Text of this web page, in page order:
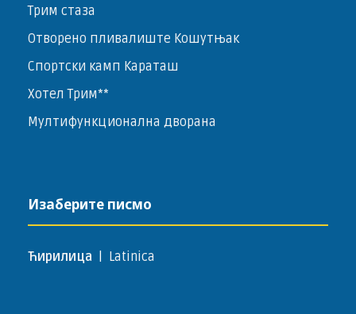
Трим стаза
Отворено пливалиште Кошутњак
Спортски камп Караташ
Хотел Трим**
Мултифункционална дворана
Изаберите писмо
Ћирилица Latinica